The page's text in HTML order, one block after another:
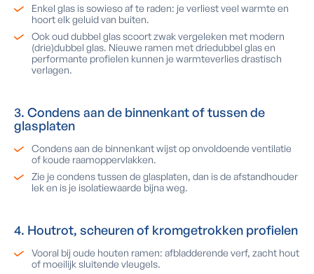
Enkel glas is sowieso af te raden: je verliest veel warmte en
hoort elk geluid van buiten.
Ook oud dubbel glas scoort zwak vergeleken met modern
(drie)dubbel glas. Nieuwe ramen met driedubbel glas en
performante profielen kunnen je warmteverlies drastisch
verlagen.
3. Condens aan de binnenkant of tussen de
glasplaten
Condens aan de binnenkant wijst op onvoldoende ventilatie
of koude raamoppervlakken.
Zie je condens tussen de glasplaten, dan is de afstandhouder
lek en is je isolatiewaarde bijna weg.
4. Houtrot, scheuren of kromgetrokken profielen
Vooral bij oude houten ramen: afbladderende verf, zacht hout
of moeilijk sluitende vleugels.